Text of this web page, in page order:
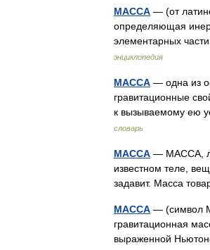
МАССА — (от
определяющая
элементарных
энциклопедия
МАССА — одна из
гравитационные
к вызываемому ею
словарь
МАССА — МАССА,
известном теле,
задавит. Масса
МАССА — (символ
гравитационная
выраженной